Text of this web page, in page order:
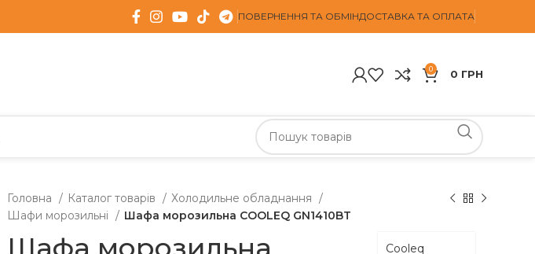
ПОВЕРНЕННЯ ТА ОБМІНДОСТАВКА ТА ОПЛАТА
0 0 ГРН
Головна Каталог товарів
Холодильне обладнання
Шафи морозильні
Шафа морозильна COOLEQ GN1410BT
Cooleq